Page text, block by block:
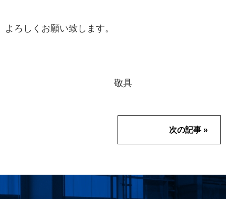
よろしくお願い致します。
敬具
次の記事 »